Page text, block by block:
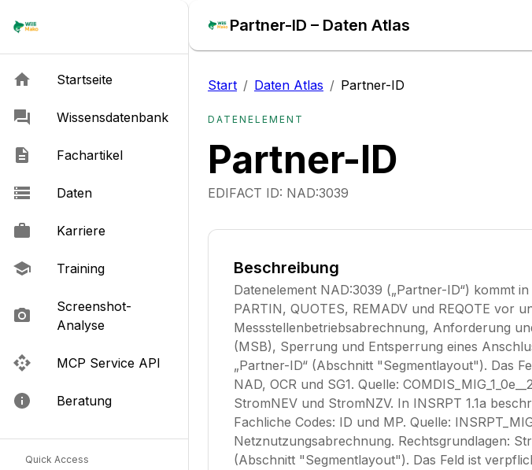
Partner-ID – Daten Atlas
Startseite
Wissensdatenbank
Fachartikel
Daten
Karriere
Training
Screenshot-
Analyse
MCP Service API
Beratung
Quick Access
Start / Daten Atlas / Partner-ID
DATENELEMENT
Partner-ID
EDIFACT ID: NAD:3039
Beschreibung
Datenelement NAD:3039 („Partner-ID“) kommt
PARTIN, QUOTES, REMADV und REQOTE vor
Messstellenbetriebsabrechnung, Anforderung
(MSB), Sperrung und Entsperrung eines
„Partner-ID“ (Abschnitt "Segmentlayout"). Das
NAD, OCR und SG1. Quelle:
StromNEV und StromNZV. In INSRPT 1.1a
Fachliche Codes: ID und MP. Quelle:
Netznutzungsabrechnung. Rechtsgrundlagen:
(Abschnitt "Segmentlayout"). Das Feld ist